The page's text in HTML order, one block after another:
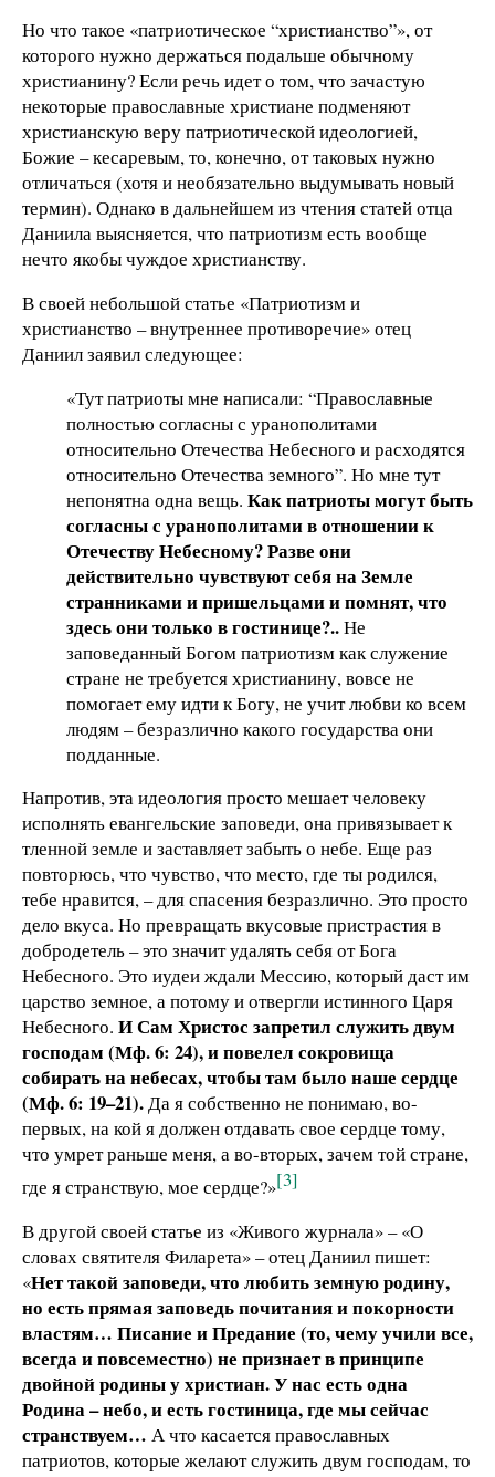
Но что такое «патриотическое “христианство”», от
которого нужно держаться подальше обычному
христианину? Если речь идет о том, что зачастую
некоторые православные христиане подменяют
христианскую веру патриотической идеологией,
Божие – кесаревым, то, конечно, от таковых нужно
отличаться (хотя и необязательно выдумывать новый
термин). Однако в дальнейшем из чтения статей отца
Даниила выясняется, что патриотизм есть вообще
нечто якобы чуждое христианству.
В своей небольшой статье «Патриотизм и
христианство – внутреннее противоречие» отец
Даниил заявил следующее:
«Тут патриоты мне написали: “Православные
полностью согласны с уранополитами
относительно Отечества Небесного и расходятся
относительно Отечества земного”. Но мне тут
непонятна одна вещь. Как патриоты могут быть
согласны с уранополитами в отношении к
Отечеству Небесному? Разве они
действительно чувствуют себя на Земле
странниками и пришельцами и помнят, что
здесь они только в гостинице?..Не
заповеданный Богом патриотизм как служение
стране не требуется христианину, вовсе не
помогает ему идти к Богу, не учит любви ко всем
людям – безразлично какого государства они
подданные.
Напротив, эта идеология просто мешает человеку
исполнять евангельские заповеди, она привязывает к
тленной земле и заставляет забыть о небе. Еще раз
повторюсь, что чувство, что место, где ты родился,
тебе нравится, – для спасения безразлично. Это просто
дело вкуса. Но превращать вкусовые пристрастия в
добродетель – это значит удалять себя от Бога
Небесного. Это иудеи ждали Мессию, который даст им
царство земное, а потому и отвергли истинного Царя
Небесного. И Сам Христос запретил служить двум
господам (Мф. 6: 24), и повелел сокровища
собирать на небесах, чтобы там было наше сердце
(Мф. 6: 19–21).Да я собственно не понимаю, во-
первых, на кой я должен отдавать свое сердце тому,
что умрет раньше меня, а во-вторых, зачем той стране,
где я странствую, мое сердце?»[3]
В другой своей статье из «Живого журнала» – «О
словах святителя Филарета» – отец Даниил пишет:
«Нет такой заповеди, что любить земную родину,
но есть прямая заповедь почитания и покорности
властям… Писание и Предание (то, чему учили все,
всегда и повсеместно) не признает в принципе
двойной родины у христиан. У нас есть одна
Родина – небо, и есть гостиница, где мы сейчас
странствуем… А что касается православных
патриотов, которые желают служить двум господам, то